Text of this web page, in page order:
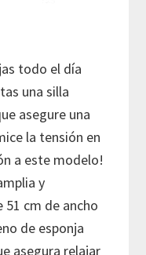
todo el día
una silla
asegure una
la tensión en
a este modelo!
y
51 cm de ancho
de esponja
asegura relajar